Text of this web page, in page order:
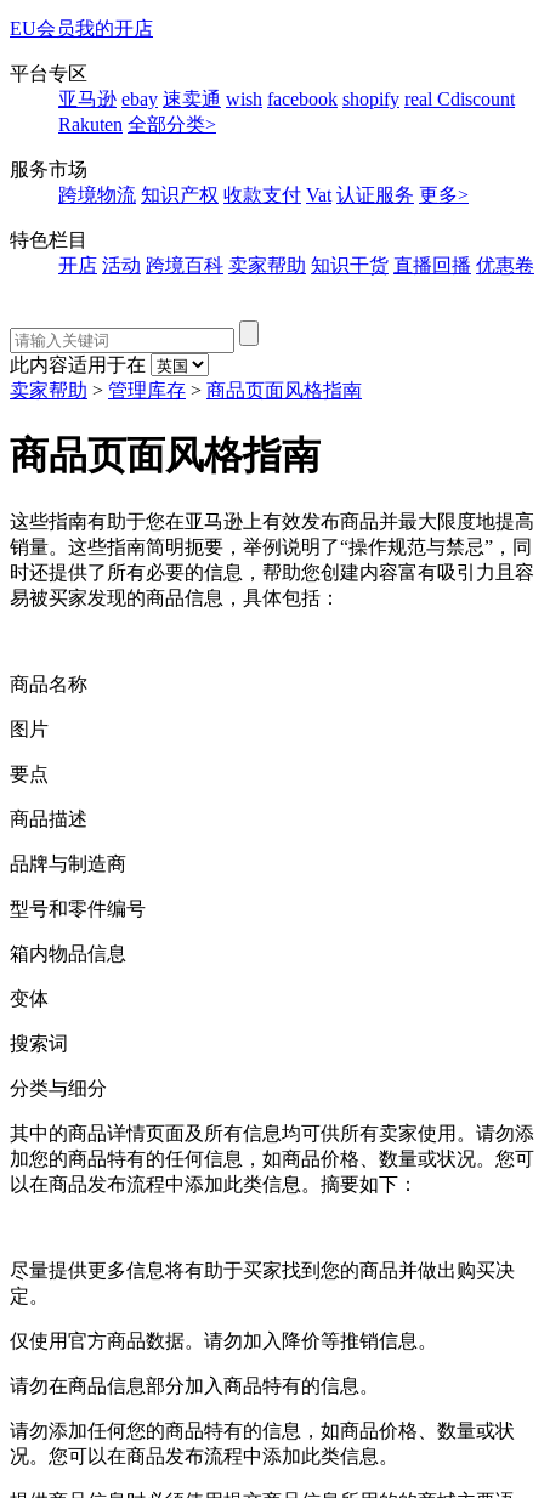
EU会员我的开店
平台专区
亚马逊 ebay 速卖通 wish facebook shopify real Cdiscount
Rakuten 全部分类>
服务市场
跨境物流 知识产权 收款支付 Vat 认证服务 更多>
特色栏目
开店 活动 跨境百科 卖家帮助 知识干货 直播回播 优惠卷
此内容适用于在
卖家帮助 > 管理库存 > 商品页面风格指南
商品页面风格指南
这些指南有助于您在亚马逊上有效发布商品并最大限度地提高
销量。这些指南简明扼要，举例说明了“操作规范与禁忌”，同
时还提供了所有必要的信息，帮助您创建内容富有吸引力且容
易被买家发现的商品信息，具体包括：
商品名称
图片
要点
商品描述
品牌与制造商
型号和零件编号
箱内物品信息
变体
搜索词
分类与细分
其中的商品详情页面及所有信息均可供所有卖家使用。请勿添
加您的商品特有的任何信息，如商品价格、数量或状况。您可
以在商品发布流程中添加此类信息。摘要如下：
尽量提供更多信息将有助于买家找到您的商品并做出购买决
定。
仅使用官方商品数据。请勿加入降价等推销信息。
请勿在商品信息部分加入商品特有的信息。
请勿添加任何您的商品特有的信息，如商品价格、数量或状
况。您可以在商品发布流程中添加此类信息。